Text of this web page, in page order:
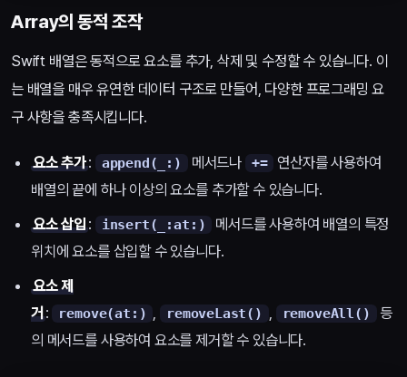
Array의 동적 조작
Swift 배열은 동적으로 요소를 추가, 삭제 및 수정할 수 있습니다. 이
는 배열을 매우 유연한 데이터 구조로 만들어, 다양한 프로그래밍 요
구 사항을 충족시킵니다.
요소 추가: append(_:) 메서드나 +=
연산자를 사용하여
배열의 끝에 하나 이상의 요소를 추가할 수 있습니다.
요소 삽입: insert(_:at:)
메서드를 사용하여 배열의 특정
위치에 요소를 삽입할 수 있습니다.
요소 제
거: remove(at:) , removeLast() , removeAll() 등
의 메서드를 사용하여 요소를 제거할 수 있습니다.